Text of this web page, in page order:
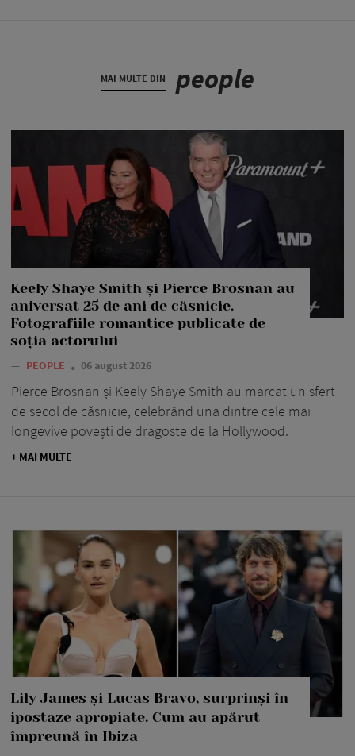
MAI MULTE DIN people
Keely Shaye Smith și Pierce Brosnan au
aniversat 25 de ani de căsnicie.
Fotografiile romantice publicate de
soția actorului
— PEOPLE 06 august 2026
Pierce Brosnan și Keely Shaye Smith au marcat un sfert
de secol de căsnicie, celebrând una dintre cele mai
longevive povești de dragoste de la Hollywood.
+ MAI MULTE
Lily James și Lucas Bravo, surprinși în
ipostaze apropiate. Cum au apărut
împreună în Ibiza